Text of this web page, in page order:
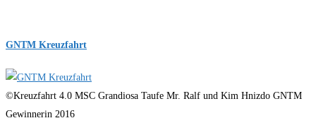
GNTM Kreuzfahrt
©Kreuzfahrt 4.0 MSC Grandiosa Taufe Mr. Ralf und Kim Hnizdo GNTM
Gewinnerin 2016